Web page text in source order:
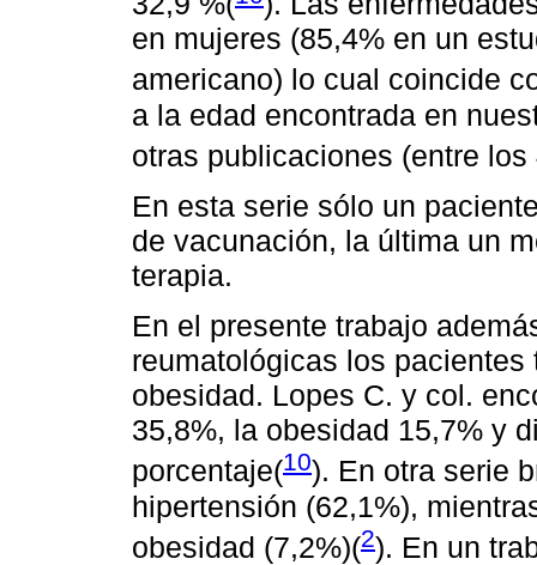
en mujeres (85,4% en un
americano) lo cual coincide
a la edad encontrada en
otras publicaciones (entre
En esta serie sólo un
de vacunación, la última un
terapia.
En el presente trabajo
reumatológicas los
obesidad. Lopes C. y col.
35,8%, la obesidad 15,7% y
porcentaje(10). En otra serie
hipertensión (62,1%),
obesidad (7,2%)(2). En un